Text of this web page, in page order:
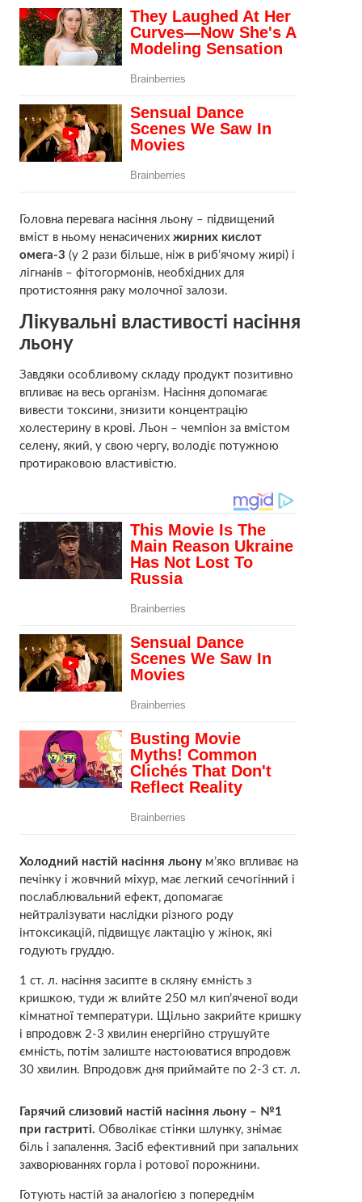
Головна перевага насіння льону – підвищений
вміст в ньому ненасичених жирних кислот
омега-3 (у 2 рази більше, ніж в риб’ячому жирі) і
лігнанів – фітогормонів, необхідних для
протистояння раку молочної залози.
Лікувальні властивості насіння
льону
Завдяки особливому складу продукт позитивно
впливає на весь організм. Насіння допомагає
вивести токсини, знизити концентрацію
холестерину в крові. Льон – чемпіон за вмістом
селену, який, у свою чергу, володіє потужною
протираковою властивістю.
Холодний настій насіння льонум’яко впливає на
печінку і жовчний міхур, має легкий сечогінний і
послаблювальний ефект, допомагає
нейтралізувати наслідки різного роду
інтоксикацій, підвищує лактацію у жінок, які
годують груддю.
1 ст. л. насіння засипте в скляну ємність з
кришкою, туди ж влийте 250 мл кип’яченої води
кімнатної температури. Щільно закрийте кришку
і впродовж 2-3 хвилин енергійно струшуйте
ємність, потім залиште настоюватися впродовж
30 хвилин. Впродовж дня приймайте по 2-3 ст. л.
Гарячий слизовий настій насіння льону – №1
при гастриті. Обволікає стінки шлунку, знімає
біль і запалення. Засіб ефективний при запальних
захворюваннях горла і ротової порожнини.
Готують настій за аналогією з попереднім